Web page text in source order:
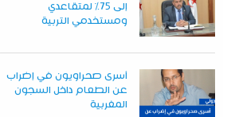
إلى 75% لمتقاعدي
ومستخدمي التربية
أسرى صحراويون في إضراب
عن الطعام داخل السجون
المغربية